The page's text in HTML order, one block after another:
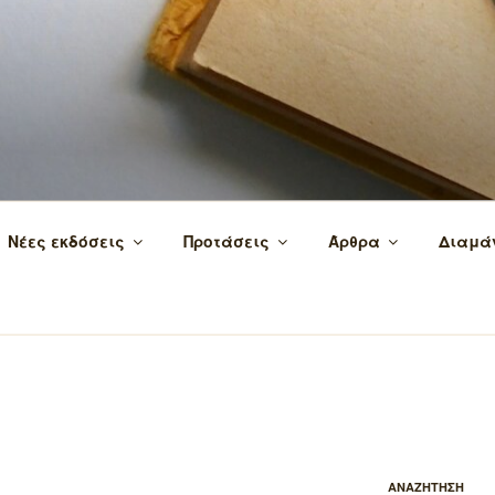
βιβλία και τη γνώση!
Νέες εκδόσεις Προτάσεις Άρθρα
ΑΝΑΖΗΤΗΣΗ